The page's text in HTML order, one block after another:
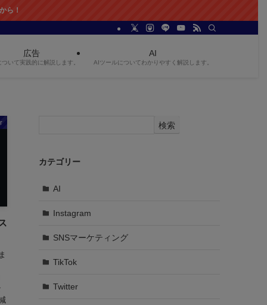
広告
いて実践的に解説します。
AI
AIツールについてわかりやすく解説します。
検索
カテゴリー
AI
Instagram
SNSマーケティング
TikTok
Twitter